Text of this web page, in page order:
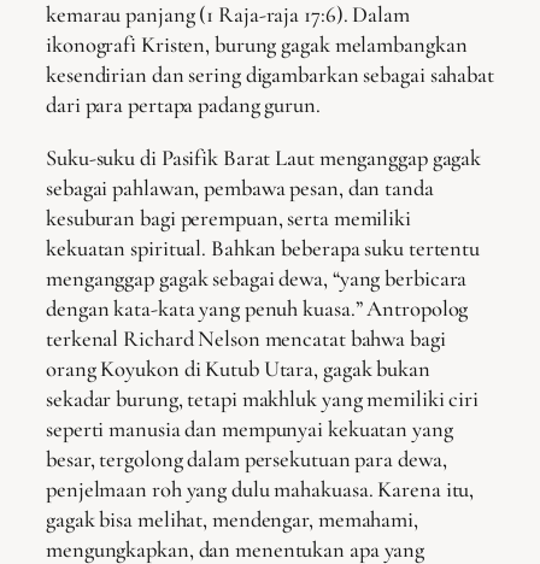
kemarau panjang (1 Raja-raja 17:6). Dalam
ikonografi Kristen, burung gagak melambangkan
kesendirian dan sering digambarkan sebagai sahabat
dari para pertapa padang gurun.
Suku-suku di Pasifik Barat Laut menganggap gagak
sebagai pahlawan, pembawa pesan, dan tanda
kesuburan bagi perempuan, serta memiliki
kekuatan spiritual. Bahkan beberapa suku tertentu
menganggap gagak sebagai dewa, “yang berbicara
dengan kata-kata yang penuh kuasa.” Antropolog
terkenal Richard Nelson mencatat bahwa bagi
orang Koyukon di Kutub Utara, gagak bukan
sekadar burung, tetapi makhluk yang memiliki ciri
seperti manusia dan mempunyai kekuatan yang
besar, tergolong dalam persekutuan para dewa,
penjelmaan roh yang dulu mahakuasa. Karena itu,
gagak bisa melihat, mendengar, memahami,
mengungkapkan, dan menentukan apa yang